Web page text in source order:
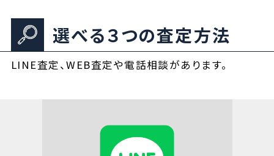
選べる３つの査定方法
LINE査定、WEB査定や電話相談があります。